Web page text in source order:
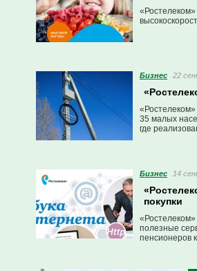
Бизнес 22
35 малых
где
Бизнес 14
покупки
полезные
пенсионеров